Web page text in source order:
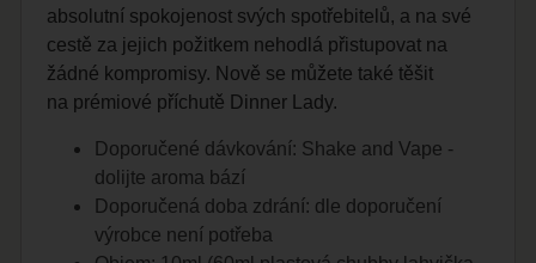
absolutní spokojenost svých spotřebitelů, a na své
cestě za jejich požitkem nehodlá přistupovat na
žádné kompromisy. Nově se můžete také těšit
na prémiové příchutě Dinner Lady.
Doporučené dávkování: Shake and Vape -
dolijte aroma bází
Doporučená doba zdrání: dle doporučení
výrobce není potřeba